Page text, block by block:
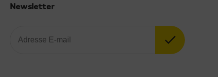
Newsletter